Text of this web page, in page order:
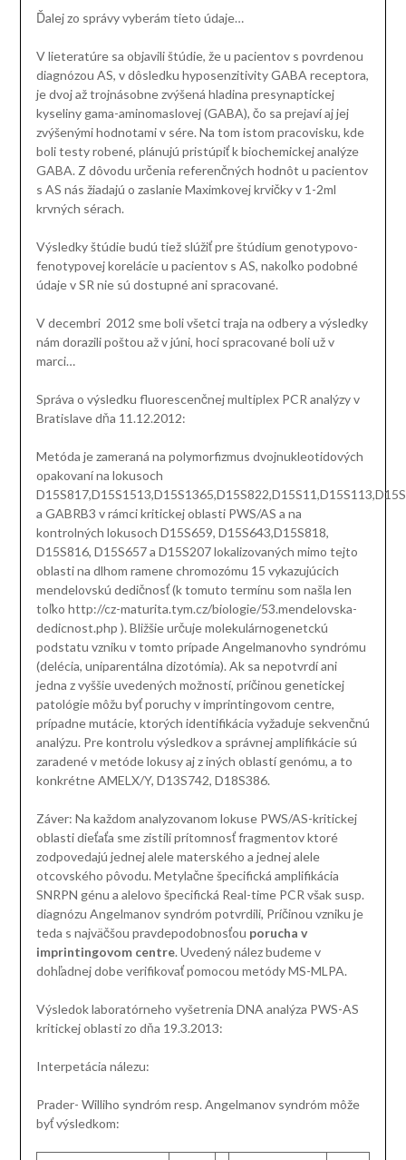
Ďalej zo správy vyberám tieto údaje…
V lieteratúre sa objavili štúdie, že u pacientov s povrdenou
diagnózou AS, v dôsledku hyposenzitivity GABA receptora,
je dvoj až trojnásobne zvýšená hladina presynaptickej
kyseliny gama-aminomaslovej (GABA), čo sa prejaví aj jej
zvýšenými hodnotami v sére. Na tom istom pracovisku, kde
boli testy robené, plánujú pristúpiť k biochemickej analýze
GABA. Z dôvodu určenia referenčných hodnôt u pacientov
s AS nás žiadajú o zaslanie Maximkovej krvičky v 1-2ml
krvných sérach.
Výsledky štúdie budú tiež slúžiť pre štúdium genotypovo-
fenotypovej korelácie u pacientov s AS, nakoľko podobné
údaje v SR nie sú dostupné ani spracované.
V decembri 2012 sme boli všetci traja na odbery a výsledky
nám dorazili poštou až v júni, hoci spracované boli už v
marci…
Správa o výsledku fluorescenčnej multiplex PCR analýzy v
Bratislave dňa 11.12.2012:
Metóda je zameraná na polymorfizmus dvojnukleotidových
opakovaní na lokusoch
a GABRB3 v rámci kritickej oblasti PWS/AS a na
kontrolných lokusoch D15S659, D15S643,D15S818,
D15S816, D15S657 a D15S207 lokalizovaných mimo tejto
oblasti na dlhom ramene chromozómu 15 vykazujúcich
mendelovskú dedičnosť (k tomuto termínu som našla len
toľko http://cz-maturita.tym.cz/biologie/53.mendelovska-
dedicnost.php ). Bližšie určuje molekulárnogenetckú
podstatu vzniku v tomto prípade Angelmanovho syndrómu
(delécia, uniparentálna dizotómia). Ak sa nepotvrdí ani
jedna z vyššie uvedených možností, príčinou genetickej
patológie môžu byť poruchy v imprintingovom centre,
prípadne mutácie, ktorých identifikácia vyžaduje sekvenčnú
analýzu. Pre kontrolu výsledkov a správnej amplifikácie sú
zaradené v metóde lokusy aj z iných oblastí genómu, a to
konkrétne AMELX/Y, D13S742, D18S386.
Záver: Na každom analyzovanom lokuse PWS/AS-kritickej
oblasti dieťaťa sme zistili prítomnosť fragmentov ktoré
zodpovedajú jednej alele materského a jednej alele
otcovského pôvodu. Metylačne špecifická amplifikácia
SNRPN génu a alelovo špecifická Real-time PCR však susp.
diagnózu Angelmanov syndróm potvrdili, Príčinou vzniku je
teda s najväčšou pravdepodobnosťou porucha v
imprintingovom centre. Uvedený nález budeme v
dohľadnej dobe verifikovať pomocou metódy MS-MLPA.
Výsledok laboratórneho vyšetrenia DNA analýza PWS-AS
kritickej oblasti zo dňa 19.3.2013:
Interpetácia nálezu:
Prader- Williho syndróm resp. Angelmanov syndróm môže
byť výsledkom: